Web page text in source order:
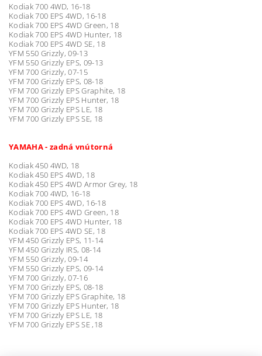
Kodiak 700 4WD, 16-18
Kodiak 700 EPS 4WD, 16-18
Kodiak 700 EPS 4WD Green, 18
Kodiak 700 EPS 4WD Hunter, 18
Kodiak 700 EPS 4WD SE, 18
YFM 550 Grizzly, 09-13
YFM 550 Grizzly EPS, 09-13
YFM 700 Grizzly, 07-15
YFM 700 Grizzly EPS, 08-18
YFM 700 Grizzly EPS Graphite, 18
YFM 700 Grizzly EPS Hunter, 18
YFM 700 Grizzly EPS LE, 18
YFM 700 Grizzly EPS SE, 18
YAMAHA - zadná vnútorná
Kodiak 450 4WD, 18
Kodiak 450 EPS 4WD, 18
Kodiak 450 EPS 4WD Armor Grey, 18
Kodiak 700 4WD, 16-18
Kodiak 700 EPS 4WD, 16-18
Kodiak 700 EPS 4WD Green, 18
Kodiak 700 EPS 4WD Hunter, 18
Kodiak 700 EPS 4WD SE, 18
YFM 450 Grizzly EPS, 11-14
YFM 450 Grizzly IRS, 08-14
YFM 550 Grizzly, 09-14
YFM 550 Grizzly EPS, 09-14
YFM 700 Grizzly, 07-16
YFM 700 Grizzly EPS, 08-18
YFM 700 Grizzly EPS Graphite, 18
YFM 700 Grizzly EPS Hunter, 18
YFM 700 Grizzly EPS LE, 18
YFM 700 Grizzly EPS SE ,18